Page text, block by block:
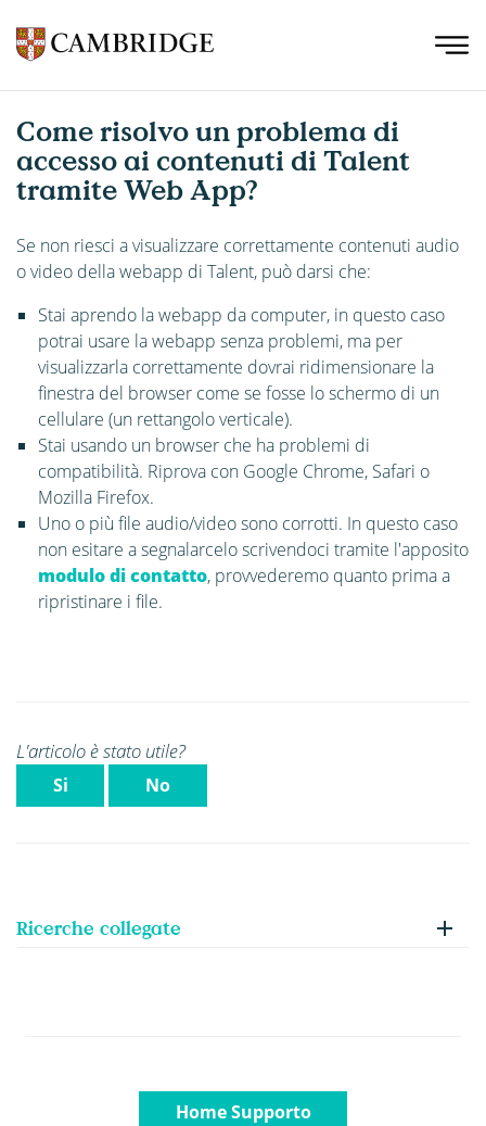
Come risolvo un problema di
accesso ai contenuti di Talent
tramite Web App?
Se non riesci a visualizzare correttamente contenuti audio
o video della webapp di Talent, può darsi che:
Stai aprendo la webapp da computer, in questo caso
potrai usare la webapp senza problemi, ma per
visualizzarla correttamente dovrai ridimensionare la
finestra del browser come se fosse lo schermo di un
cellulare (un rettangolo verticale).
Stai usando un browser che ha problemi di
compatibilità. Riprova con Google Chrome, Safari o
Mozilla Firefox.
Uno o più file audio/video sono corrotti. In questo caso
non esitare a segnalarcelo scrivendoci tramite l'apposito
modulo di contatto, provvederemo quanto prima a
ripristinare i file.
L'articolo è stato utile?
Si No
Ricerche collegate
Home Supporto